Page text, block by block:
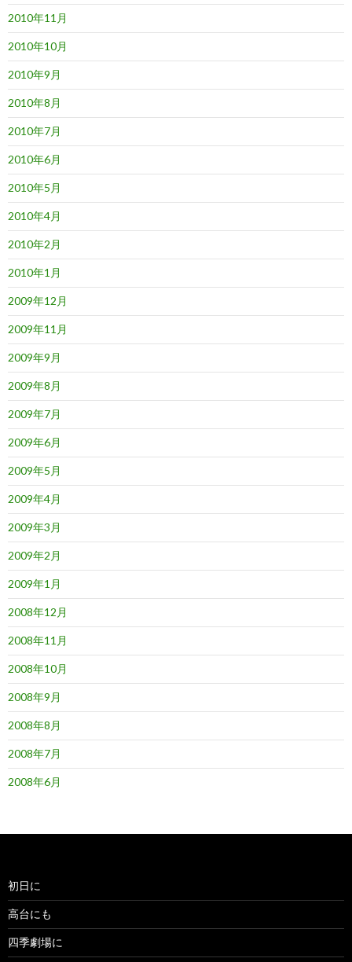
2010年11月
2010年10月
2010年9月
2010年8月
2010年7月
2010年6月
2010年5月
2010年4月
2010年2月
2010年1月
2009年12月
2009年11月
2009年9月
2009年8月
2009年7月
2009年6月
2009年5月
2009年4月
2009年3月
2009年2月
2009年1月
2008年12月
2008年11月
2008年10月
2008年9月
2008年8月
2008年7月
2008年6月
初日に
高台にも
四季劇場に